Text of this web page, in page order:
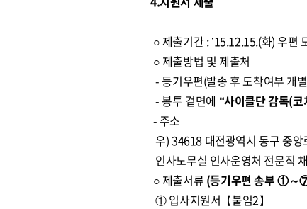
○ 제출기간 : ’15.12.15.(화) 우편
○ 제출방법 및 제출처
- 등기우편(발송 후 도착여부 개
- 봉투 겉면에 “사이클단 감독(
- 주소
우) 34618 대전광역시 동구 중
인사노무실 인사운영처 전문직
○ 제출서류 (등기우편 송부 ①～
① 입사지원서【붙임2】